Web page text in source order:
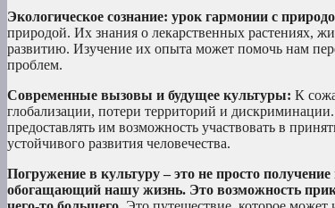
Экологическое сознание: урок гармонии с
природой. Их знания о лекарственных растениях,
развитию. Изучение их опыта может помочь нам
проблем.
Современные вызовы и будущее культуры: К
глобализации, потери территорий и
предоставлять им возможность участвовать в
устойчивого развития человечества.
Погружение в культуру – это не просто
обогащающий нашу жизнь. Это возможность